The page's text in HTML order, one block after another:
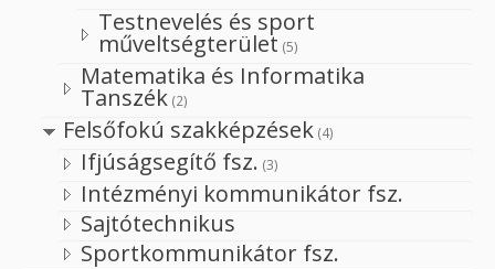
Testnevelés és sport
műveltségterület (5)
Matematika és Informatika
Tanszék (2)
Felsőfokú szakképzések (4)
Ifjúságsegítő fsz. (3)
Intézményi kommunikátor fsz.
Sajtótechnikus
Sportkommunikátor fsz.